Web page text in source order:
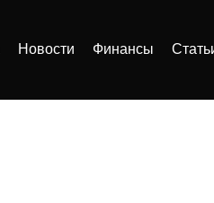
Новости Финансы